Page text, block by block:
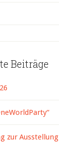
Beiträge
zur Ausstellung